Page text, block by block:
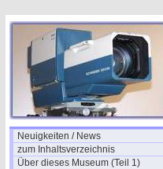
Neuigkeiten / News
zum Inhaltsverzeichnis
Über dieses Museum (Teil 1)